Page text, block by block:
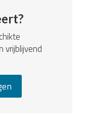
vrijblijvend